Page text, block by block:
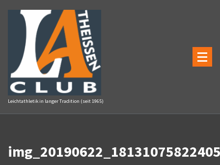
Inhalt
springen
Leichtathletik in langer Tradition (seit 1965)